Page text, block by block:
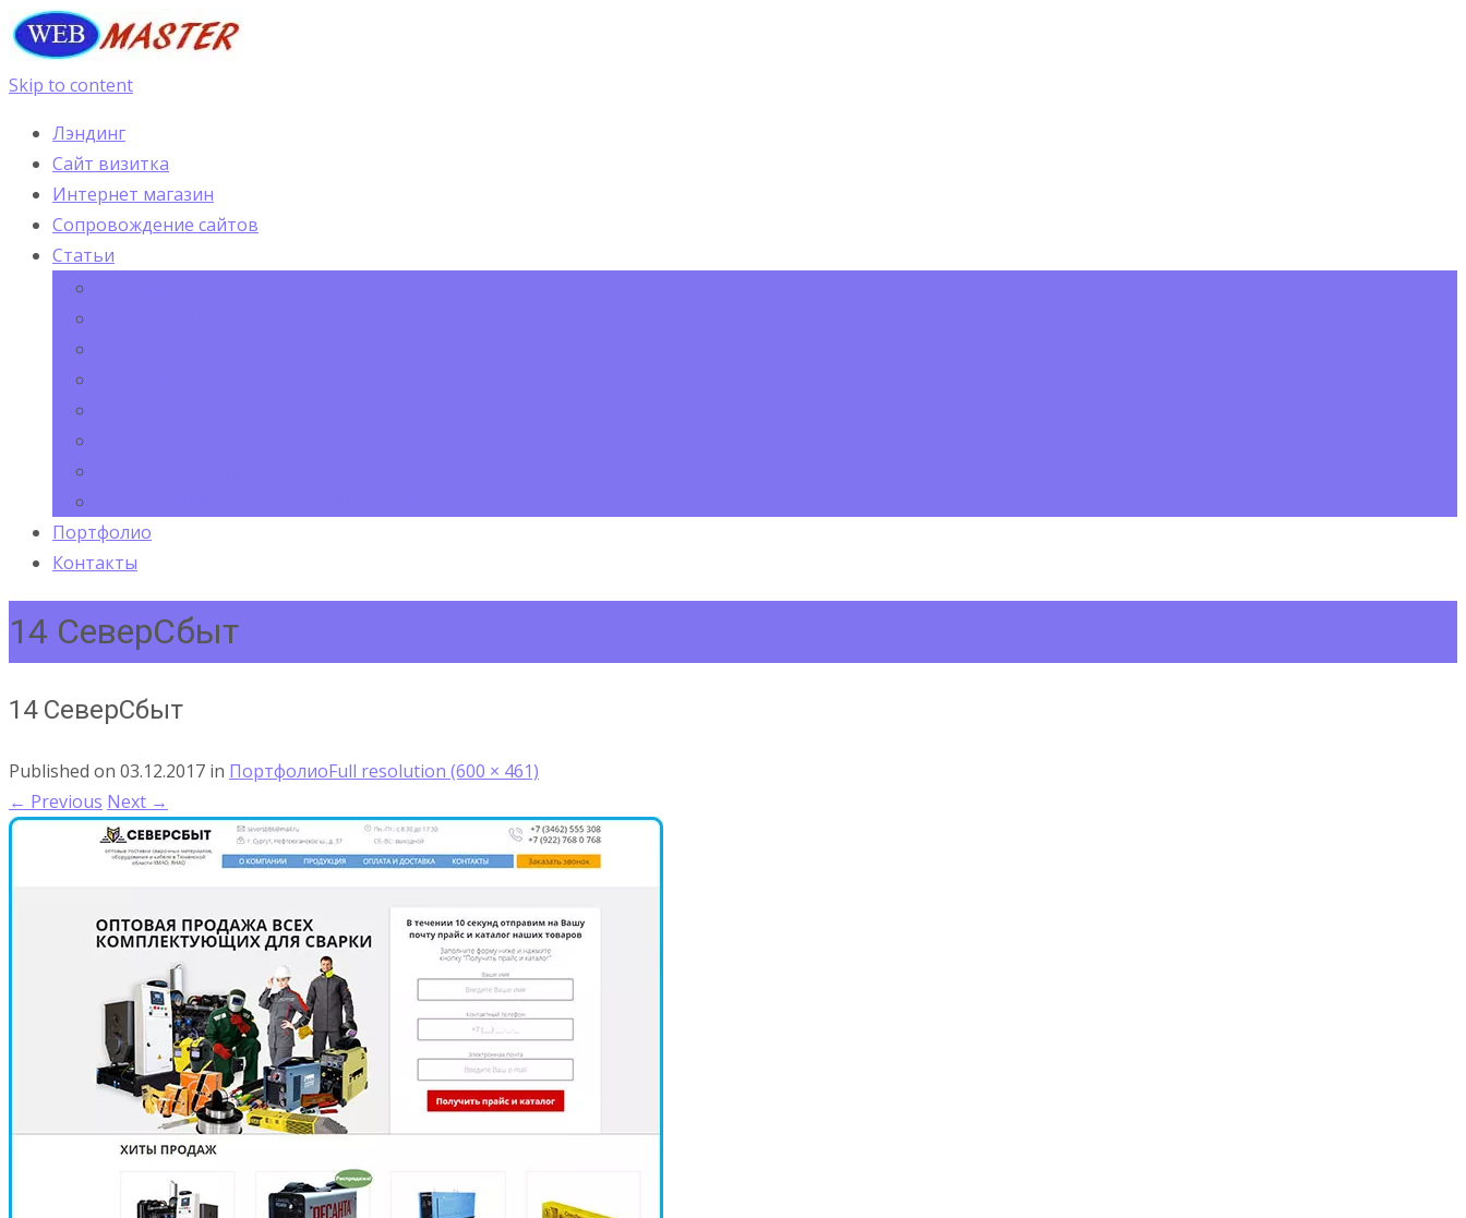
Skip to content
Лэндинг
Сайт визитка
Интернет магазин
Сопровождение сайтов
Статьи
Портфолио
Контакты
14 СеверСбыт
14 СеверСбыт
Published on 03.12.2017 in ПортфолиоFull resolution (600 × 461)
← Previous Next →